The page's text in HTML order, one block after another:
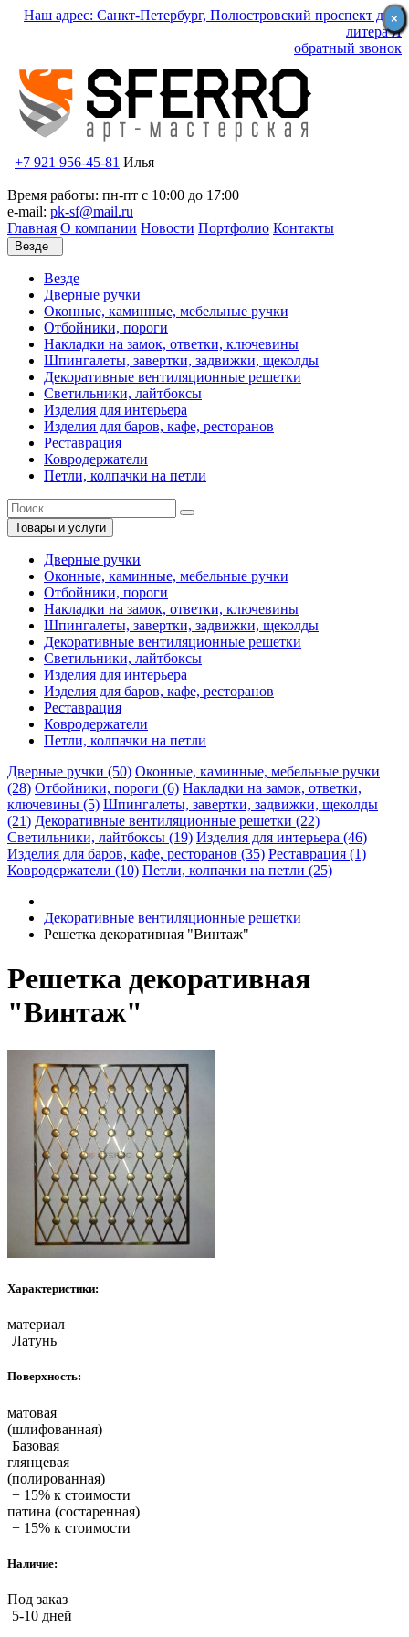
Наш адрес: Санкт-Петербург, Полюстровский проспект д.59
литера Я
обратный звонок
+7 921 956-45-81 Илья
Время работы: пн-пт с 10:00 до 17:00
e-mail: pk-sf@mail.ru
Главная О компании Новости Портфолио Контакты
Везде
Везде
Дверные ручки
Оконные, каминные, мебельные ручки
Отбойники, пороги
Накладки на замок, ответки, ключевины
Шпингалеты, завертки, задвижки, щеколды
Декоративные вентиляционные решетки
Светильники, лайтбоксы
Изделия для интерьера
Изделия для баров, кафе, ресторанов
Реставрация
Ковродержатели
Петли, колпачки на петли
Товары и услуги
Дверные ручки
Оконные, каминные, мебельные ручки
Отбойники, пороги
Накладки на замок, ответки, ключевины
Шпингалеты, завертки, задвижки, щеколды
Декоративные вентиляционные решетки
Светильники, лайтбоксы
Изделия для интерьера
Изделия для баров, кафе, ресторанов
Реставрация
Ковродержатели
Петли, колпачки на петли
Дверные ручки (50) Оконные, каминные, мебельные ручки
(28) Отбойники, пороги (6) Накладки на замок, ответки,
ключевины (5) Шпингалеты, завертки, задвижки, щеколды
(21) Декоративные вентиляционные решетки (22)
Светильники, лайтбоксы (19) Изделия для интерьера (46)
Изделия для баров, кафе, ресторанов (35) Реставрация (1)
Ковродержатели (10) Петли, колпачки на петли (25)
Декоративные вентиляционные решетки
Решетка декоративная "Винтаж"
Решетка декоративная
"Винтаж"
Характеристики:
материал
Латунь
Поверхность:
матовая
(шлифованная)
Базовая
глянцевая
(полированная)
+ 15% к стоимости
патина (состаренная)
+ 15% к стоимости
Наличие:
Под заказ
5-10 дней
×
×